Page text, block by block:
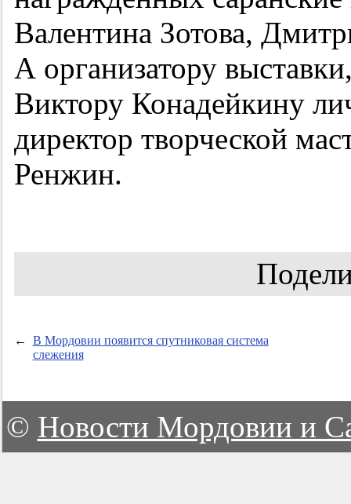
Валентина Зотова,
А организатору
Виктору Конадейкину
директор творческой
Ренжин.
←
В Мордовии появится спутниковая система
слежения
© Новости Мордовии и